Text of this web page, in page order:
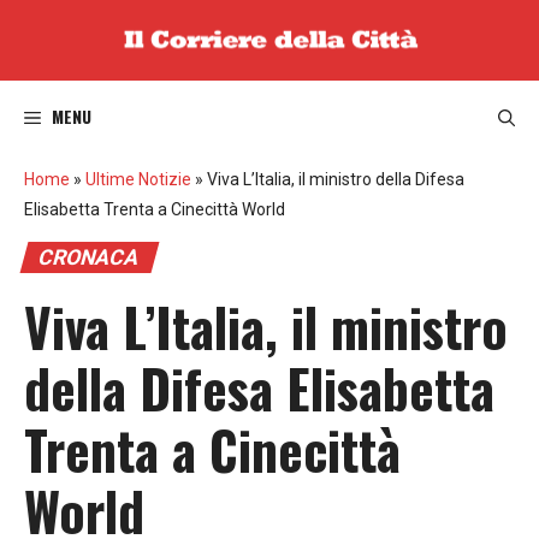
MENU
Home » Ultime Notizie » Viva L’Italia, il ministro della Difesa
Elisabetta Trenta a Cinecittà World
CRONACA
Viva L’Italia, il ministro
della Difesa Elisabetta
Trenta a Cinecittà
World